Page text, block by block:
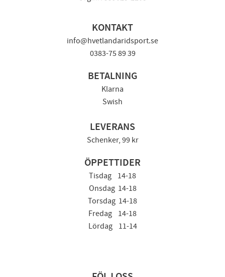
KONTAKT
info@hvetlandaridsport.se
0383-75 89 39
BETALNING
Klarna
Swish
LEVERANS
Schenker, 99 kr
ÖPPETTIDER
Tisdag 14-18
Onsdag 14-18
Torsdag 14-18
Fredag 14-18
Lördag 11-14